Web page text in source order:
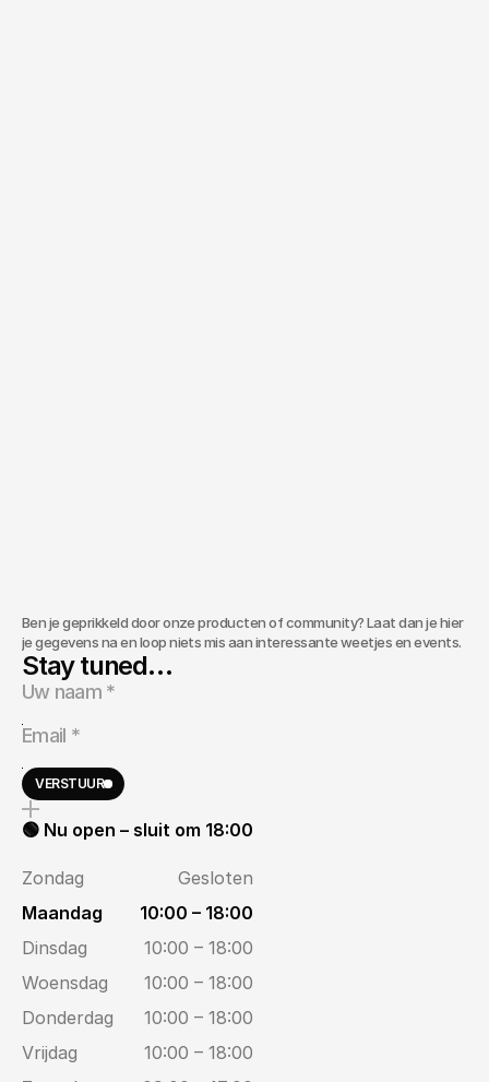
Ben je geprikkeld door onze producten of community? Laat dan je hier
je gegevens na en loop niets mis aan interessante weetjes en events.
Stay tuned…
VERSTUUR
🟢 Nu open – sluit om 18:00
Zondag
Gesloten
Maandag
10:00 – 18:00
Dinsdag
10:00 – 18:00
Woensdag
10:00 – 18:00
Donderdag
10:00 – 18:00
Vrijdag
10:00 – 18:00